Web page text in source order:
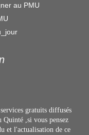
au PMU
gratuits diffusés
Quinté ,si vous pensez
et l'actualisation de ce